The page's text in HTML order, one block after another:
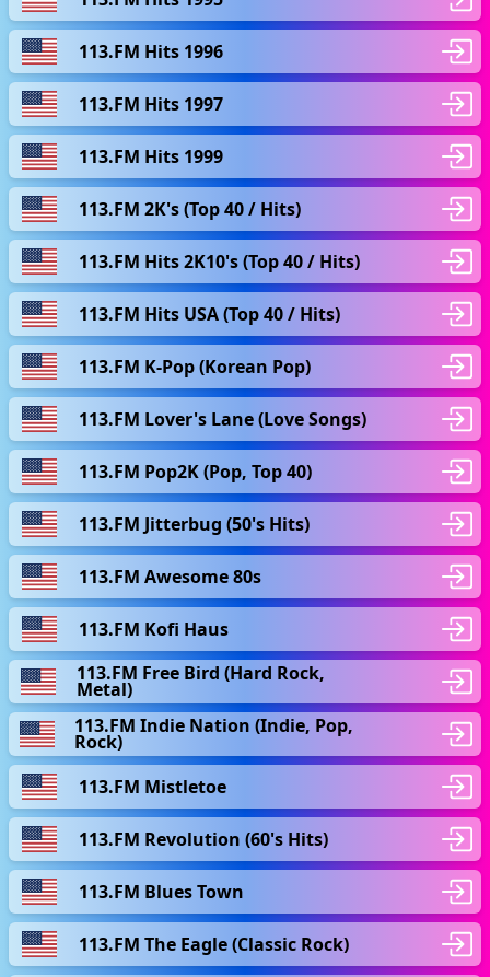
113.FM Hits 1996
113.FM Hits 1997
113.FM Hits 1999
113.FM 2K's (Top 40 / Hits)
113.FM Hits 2K10's (Top 40 / Hits)
113.FM Hits USA (Top 40 / Hits)
113.FM K-Pop (Korean Pop)
113.FM Lover's Lane (Love Songs)
113.FM Pop2K (Pop, Top 40)
113.FM Jitterbug (50's Hits)
113.FM Awesome 80s
113.FM Kofi Haus
113.FM Free Bird (Hard Rock,
Metal)
113.FM Indie Nation (Indie, Pop,
Rock)
113.FM Mistletoe
113.FM Revolution (60's Hits)
113.FM Blues Town
113.FM The Eagle (Classic Rock)